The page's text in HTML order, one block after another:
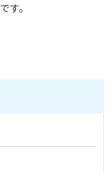
です。